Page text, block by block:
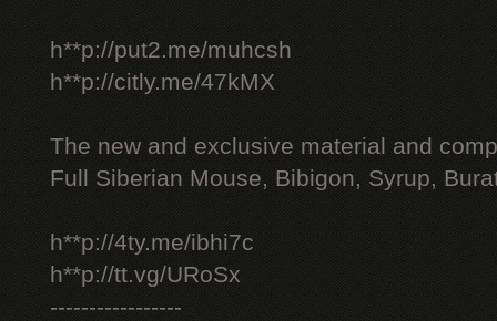
h**p://put2.me/muhcsh
h**p://citly.me/47kMX
The new and exclusive material and
Full Siberian Mouse, Bibigon, Syrup,
h**p://4ty.me/ibhi7c
h**p://tt.vg/URoSx
-----------------